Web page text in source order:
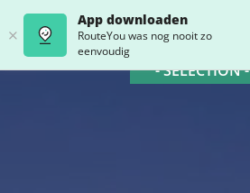
App downloaden
RouteYou was nog nooit zo
eenvoudig
- SELECTION -